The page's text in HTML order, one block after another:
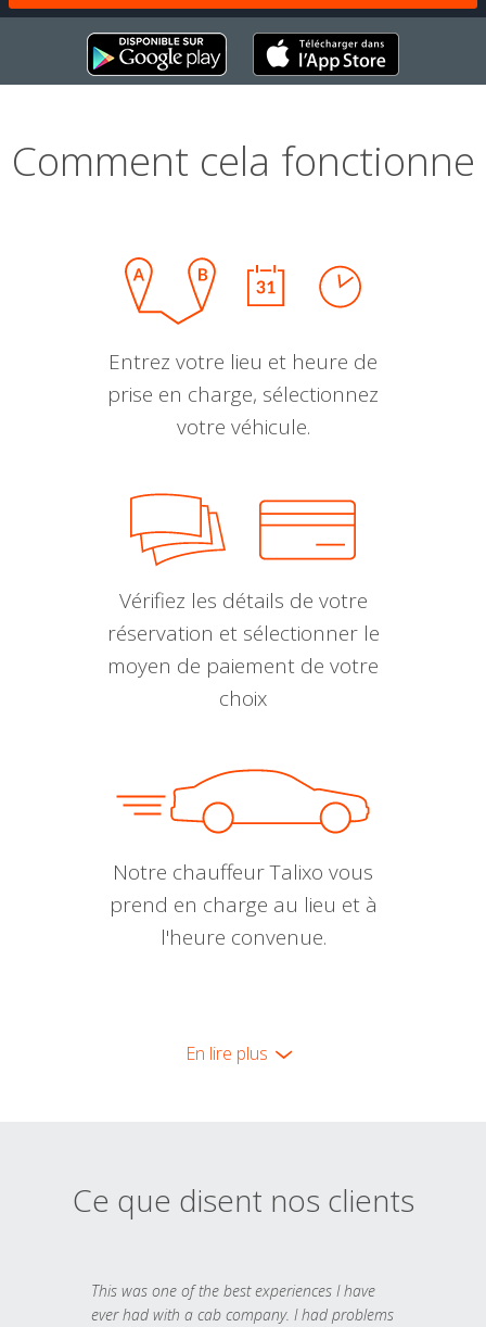
Comment cela fonctionne
Entrez votre lieu et heure de
prise en charge, sélectionnez
votre véhicule.
Vérifiez les détails de votre
réservation et sélectionner le
moyen de paiement de votre
choix
Notre chauffeur Talixo vous
prend en charge au lieu et à
l'heure convenue.
En lire plus
Ce que disent nos clients
This was one of the best experiences I have
ever had with a cab company. I had problems